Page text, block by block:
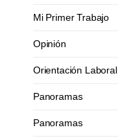
Mi Primer Trabajo
Opinión
Orientación Laboral
Panoramas
Panoramas